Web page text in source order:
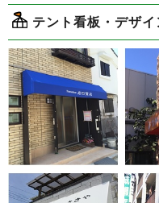
テント看板・デザ